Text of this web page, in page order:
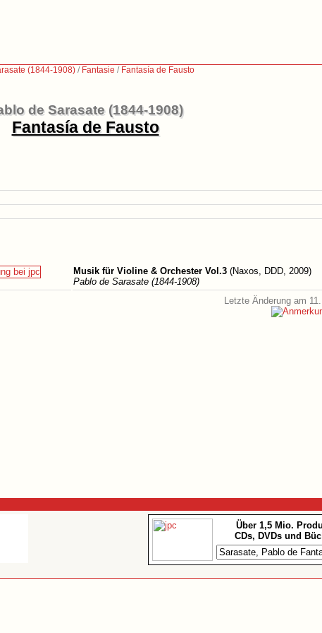
(1844-1908) / Fantasie / Fantasía de Fausto
de Sarasate (1844-1908)
Fantasía de Fausto
Musik für Violine & Orchester Vol.3 (Naxos, DDD, 2009)
Pablo de Sarasate (1844-1908)
Letzte Änderung am
Über 1,5 Mio.
CDs, DVDs und